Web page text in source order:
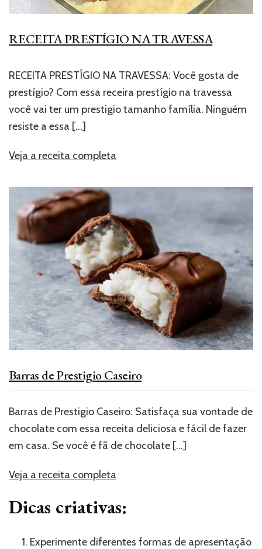
RECEITA PRESTÍGIO NA TRAVESSA
RECEITA PRESTÍGIO NA TRAVESSA: Você gosta de
prestígio? Com essa receira prestígio na travessa
você vai ter um prestigio tamanho família. Ninguém
resiste a essa […]
Veja a receita completa
Barras de Prestigio Caseiro
Barras de Prestigio Caseiro: Satisfaça sua vontade de
chocolate com essa receita deliciosa e fácil de fazer
em casa. Se você é fã de chocolate […]
Veja a receita completa
Dicas criativas:
Experimente diferentes formas de apresentação